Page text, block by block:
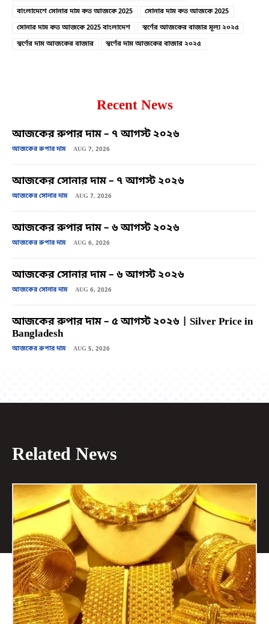
বাংলাদেশে সোনার দাম কত আজকে 2025
সোনার দাম কত আজকে 2025
সোনার দাম কত আজকে 2025 বাংলাদেশ
স্বর্ণের আজকের বাজার মূল্য ২০২৫
স্বর্ণের দাম আজকের বাজার
স্বর্ণের দাম আজকের বাজার ২০২৫
Recent News
আজকের রুপার দাম – ৭ আগস্ট ২০২৬
আজকের রুপার দাম AUG 7, 2026
আজকের সোনার দাম – ৭ আগস্ট ২০২৬
আজকের সোনার দাম AUG 7, 2026
আজকের রুপার দাম – ৬ আগস্ট ২০২৬
আজকের রুপার দাম AUG 6, 2026
আজকের সোনার দাম – ৬ আগস্ট ২০২৬
আজকের সোনার দাম AUG 6, 2026
আজকের রুপার দাম – ৫ আগস্ট ২০২৬ | Silver Price in
Bangladesh
আজকের রুপার দাম AUG 5, 2026
Related News